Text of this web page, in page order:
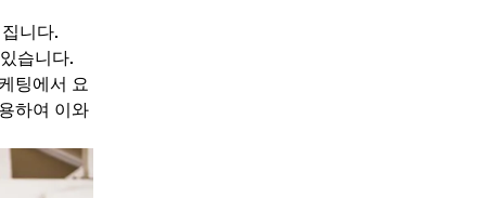
니다.
습니다.
팅에서 요
하여 이와